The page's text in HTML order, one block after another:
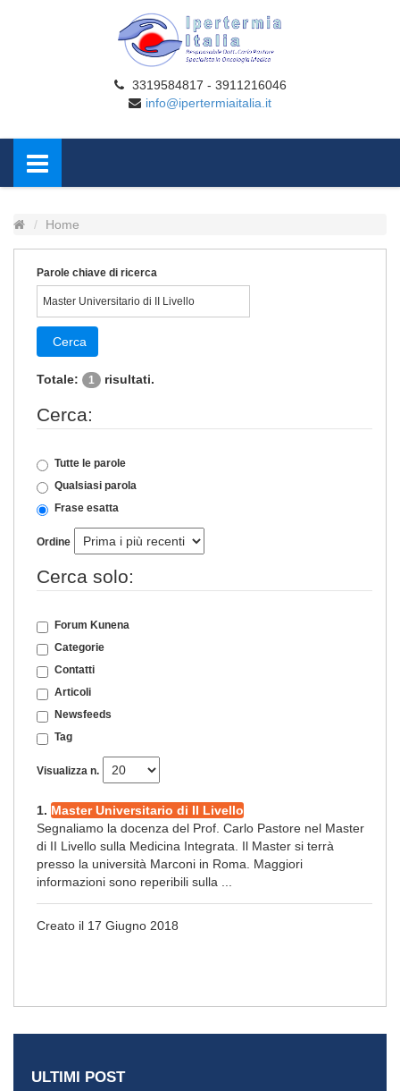
3319584817 - 3911216046
info@ipertermiaitalia.it
Home
Parole chiave di ricerca
Cerca
Totale: 1 risultati.
Cerca:
Tutte le parole
Qualsiasi parola
Frase esatta
Ordine
Cerca solo:
Forum Kunena
Categorie
Contatti
Articoli
Newsfeeds
Tag
Visualizza n.
1. Master Universitario di II Livello
Segnaliamo la docenza del Prof. Carlo Pastore nel Master
di II Livello sulla Medicina Integrata. Il Master si terrà
presso la università Marconi in Roma. Maggiori
informazioni sono reperibili sulla ...
Creato il 17 Giugno 2018
ULTIMI POST